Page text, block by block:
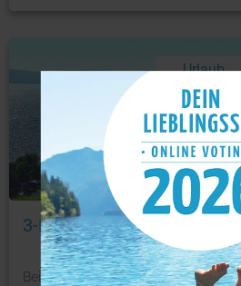
Urlaub
3-Länder-Tour um den
Bei einem See mit solch einem